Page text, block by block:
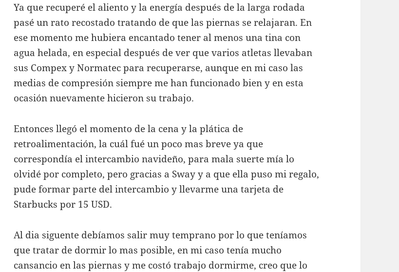
Ya que recuperé el aliento y la energía después de la larga rodada
pasé un rato recostado tratando de que las piernas se relajaran. En
ese momento me hubiera encantado tener al menos una tina con
agua helada, en especial después de ver que varios atletas llevaban
sus Compex y Normatec para recuperarse, aunque en mi caso las
medias de compresión siempre me han funcionado bien y en esta
ocasión nuevamente hicieron su trabajo.
Entonces llegó el momento de la cena y la plática de
retroalimentación, la cuál fué un poco mas breve ya que
correspondía el intercambio navideño, para mala suerte mía lo
olvidé por completo, pero gracias a Sway y a que ella puso mi regalo,
pude formar parte del intercambio y llevarme una tarjeta de
Starbucks por 15 USD.
Al dia siguente debíamos salir muy temprano por lo que teníamos
que tratar de dormir lo mas posible, en mi caso tenía mucho
cansancio en las piernas y me costó trabajo dormirme, creo que lo